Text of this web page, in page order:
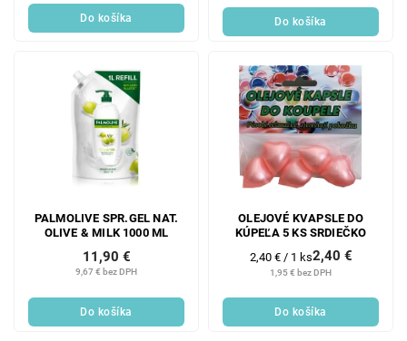
Do košíka Do košíka
PALMOLIVE SPR.GEL NAT.
OLIVE & MILK 1000 ML
9,67 € bez DPH
11,90 €
Do košíka
OLEJOVÉ KVAPSLE DO
KÚPEĽA 5 KS SRDIEČKO
1,95 € bez DPH
2,40 €
Jednotková
cena:
2,40 € / 1 ks
Do košíka